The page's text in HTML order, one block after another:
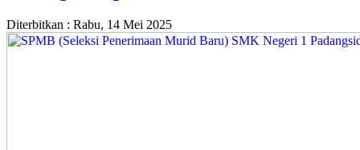
Diterbitkan : Rabu, 14 Mei 2025